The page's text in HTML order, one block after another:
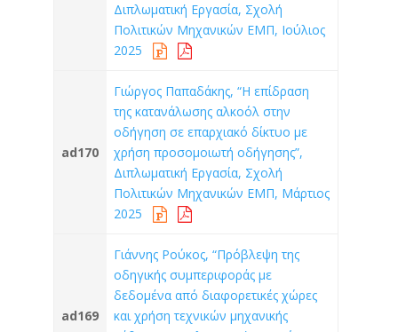
Διπλωματική Εργασία, Σχολή
Πολιτικών Μηχανικών ΕΜΠ, Ιούλιος
2025
ad170
Γιώργος Παπαδάκης, “Η επίδραση
της κατανάλωσης αλκοόλ στην
οδήγηση σε επαρχιακό δίκτυο με
χρήση προσομοιωτή οδήγησης”,
Διπλωματική Εργασία, Σχολή
Πολιτικών Μηχανικών ΕΜΠ, Μάρτιος
2025
ad169
Γιάννης Ρούκος, “Πρόβλεψη της
οδηγικής συμπεριφοράς με
δεδομένα από διαφορετικές χώρες
και χρήση τεχνικών μηχανικής